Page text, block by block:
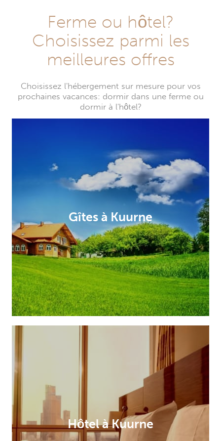
Ferme ou hôtel?
Choisissez parmi les
meilleures offres
Choisissez l'hébergement sur mesure pour vos
prochaines vacances: dormir dans une ferme ou
dormir à l'hôtel?
Gîtes à Kuurne
Hôtel à Kuurne